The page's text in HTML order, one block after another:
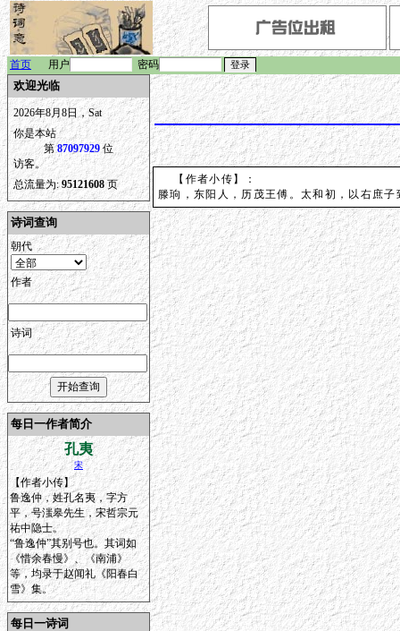
首页 用户 密码
欢迎光临
2026年8月8日，Sat
你是本站
第87097929位
访客。
总流量为:95121608 页
诗词查询
朝代
作者
诗词
每日一作者简介
孔夷
宋
【作者小传】
鲁逸仲，姓孔名夷，字方
平，号滍皋先生，宋哲宗元
祐中隐士。
“鲁逸仲”其别号也。其词如
《惜余春慢》、《南浦》
等，均录于赵闻礼《阳春白
雪》集。
每日一诗词
【作者小传】：
滕珦，东阳人，历茂王傅。太和初，以右庶